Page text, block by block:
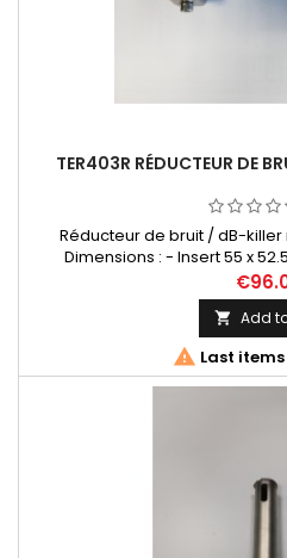
TER403R RÉDUCTEUR DE
Réducteur de bruit / dB-
Dimensions : - Insert 55 x
 Add
 Last